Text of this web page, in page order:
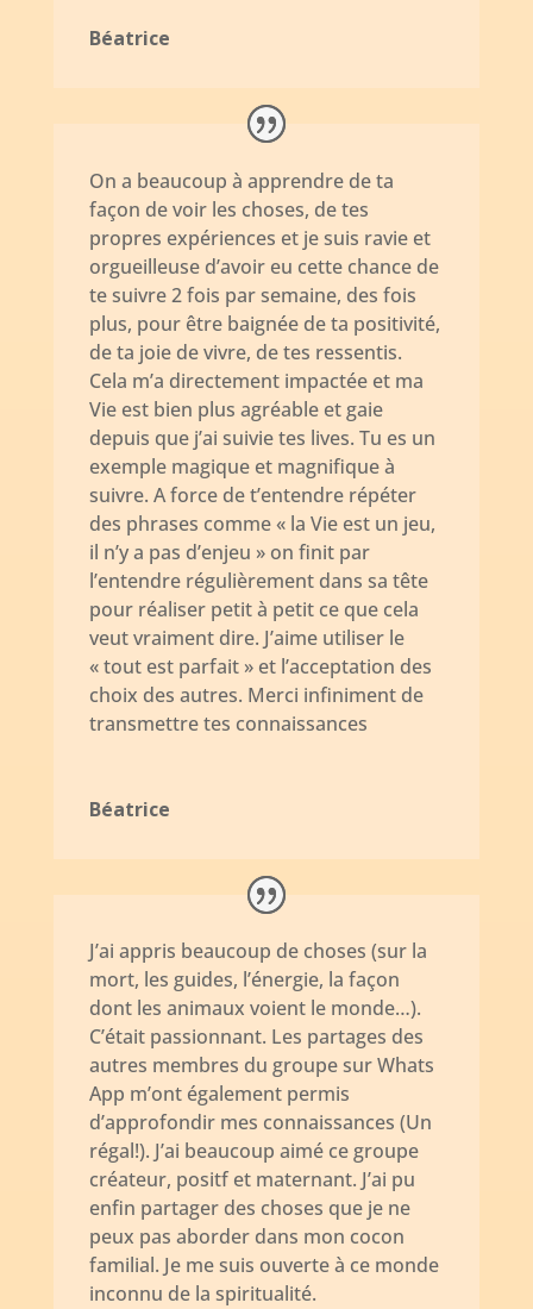
Béatrice
On a beaucoup à apprendre de ta
façon de voir les choses, de tes
propres expériences et je suis ravie et
orgueilleuse d’avoir eu cette chance de
te suivre 2 fois par semaine, des fois
plus, pour être baignée de ta positivité,
de ta joie de vivre, de tes ressentis.
Cela m’a directement impactée et ma
Vie est bien plus agréable et gaie
depuis que j’ai suivie tes lives. Tu es un
exemple magique et magnifique à
suivre. A force de t’entendre répéter
des phrases comme « la Vie est un jeu,
il n’y a pas d’enjeu » on finit par
l’entendre régulièrement dans sa tête
pour réaliser petit à petit ce que cela
veut vraiment dire. J’aime utiliser le
« tout est parfait » et l’acceptation des
choix des autres. Merci infiniment de
transmettre tes connaissances
Béatrice
J’ai appris beaucoup de choses (sur la
mort, les guides, l’énergie, la façon
dont les animaux voient le monde…).
C’était passionnant. Les partages des
autres membres du groupe sur Whats
App m’ont également permis
d’approfondir mes connaissances (Un
régal!). J’ai beaucoup aimé ce groupe
créateur, positf et maternant. J’ai pu
enfin partager des choses que je ne
peux pas aborder dans mon cocon
familial. Je me suis ouverte à ce monde
inconnu de la spiritualité.